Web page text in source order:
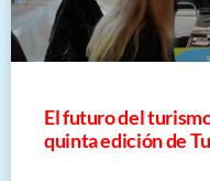
El futuro del
quinta edición de